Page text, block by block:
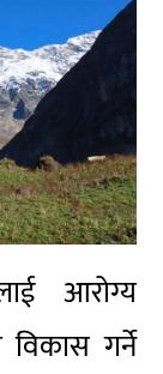
आरोग्य
गर्ने